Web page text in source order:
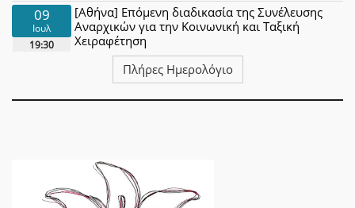
09
Ιουλ
19:30
[Αθήνα] Επόμενη διαδικασία της Συνέλευσης
Αναρχικών για την Κοινωνική και Ταξική
Χειραφέτηση
Πλήρες Ημερολόγιο